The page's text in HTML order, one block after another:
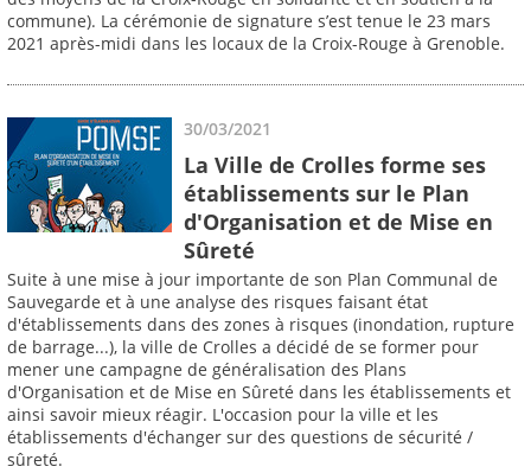
commune). La cérémonie de signature s’est tenue le 23 mars
2021 après-midi dans les locaux de la Croix-Rouge à Grenoble.
30/03/2021
La Ville de Crolles forme ses
établissements sur le Plan
d'Organisation et de Mise en
Sûreté
Suite à une mise à jour importante de son Plan Communal de
Sauvegarde et à une analyse des risques faisant état
d'établissements dans des zones à risques (inondation, rupture
de barrage...), la ville de Crolles a décidé de se former pour
mener une campagne de généralisation des Plans
d'Organisation et de Mise en Sûreté dans les établissements et
ainsi savoir mieux réagir. L'occasion pour la ville et les
établissements d'échanger sur des questions de sécurité /
sûreté.